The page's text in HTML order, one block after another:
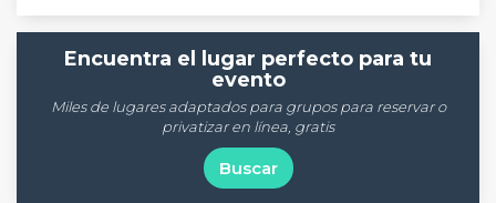
Encuentra el lugar perfecto para tu
evento
Miles de lugares adaptados para grupos para reservar o
privatizar en línea, gratis
Buscar